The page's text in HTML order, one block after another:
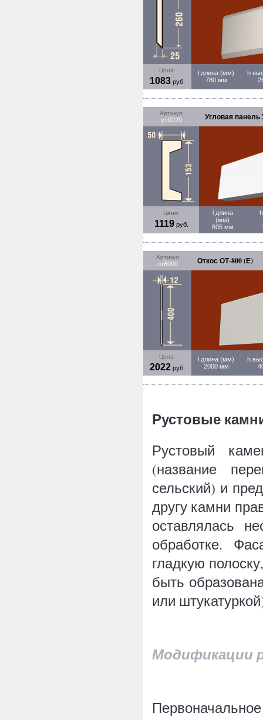
Цена:
1083 руб.
l длина (мм)
780 мм
h
Артикул
уп0220 Угловая панель
Цена:
1119руб.
l длина
(мм)
605 мм
Артикул
от8000 Откос ОТ-800 (Е)
Цена:
2022 руб.
l длина (мм)
2000 мм
h
Рустовые
Рустовый
(название
сельский) и
другу камни
оставлялась
обработке.
гладкую
быть
или
Модификации